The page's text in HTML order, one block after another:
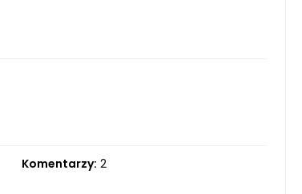
Komentarzy: 2